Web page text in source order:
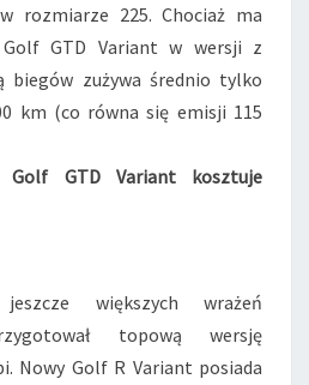
rozmiarze 225. Chociaż ma
GTD Variant w wersji z
biegów zużywa średnio tylko
km (co równa się emisji 115
Golf GTD Variant kosztuje
większych wrażeń
topową wersję
Nowy Golf R Variant posiada